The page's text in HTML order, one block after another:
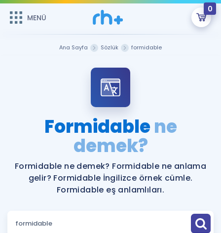
MENÜ
0
Şifremi Hatırlamıyorum
Sepetin Şu An Boş.
Remzi Hoca ile seni sınava hazırlayacak onlarca eğitim seni
bekliyor!
MENÜ
Katılımcı Görüşleri
Faydalı Araçlar
Ücretsiz Kaynaklar
İngilizce Gramer
Ana Sayfa Sözlük formidable
Formidablene
demek?
Formidable ne demek? Formidable ne anlama
gelir? Formidable İngilizce örnek cümle.
Formidable eş anlamlıları.